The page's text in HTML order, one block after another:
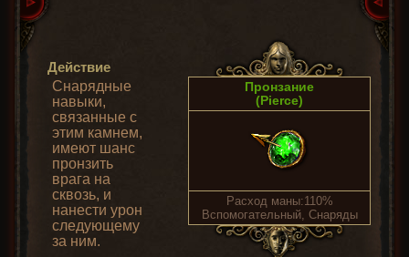
Действие
Снарядные
навыки,
связанные с
этим камнем,
имеют шанс
пронзить
врага на
сквозь, и
нанести урон
следующему
за ним.
Пронзание
(Pierce)
Расход маны:110%
Вспомогательный, Снаряды